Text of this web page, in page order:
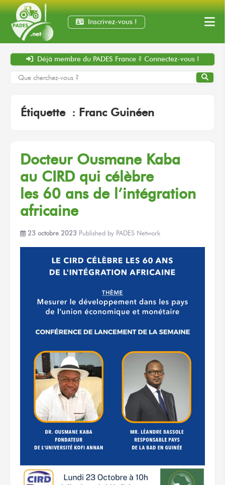
Inscrivez-vous !
Déjà membre du PADES France ? Connectez-vous !
Étiquette : Franc Guinéen
Docteur Ousmane Kaba
au CIRD qui célèbre
les 60 ans de l’intégration
africaine
23 octobre 2023 Published by PADES Network